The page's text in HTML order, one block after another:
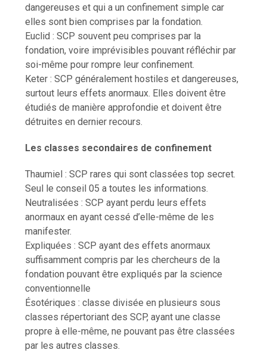
dangereuses et qui a un confinement simple car
elles sont bien comprises par la fondation.
Euclid : SCP souvent peu comprises par la
fondation, voire imprévisibles pouvant réfléchir par
soi-même pour rompre leur confinement.
Keter : SCP généralement hostiles et dangereuses,
surtout leurs effets anormaux. Elles doivent être
étudiés de manière approfondie et doivent être
détruites en dernier recours.
Les classes secondaires de confinement
Thaumiel : SCP rares qui sont classées top secret.
Seul le conseil 05 a toutes les informations.
Neutralisées : SCP ayant perdu leurs effets
anormaux en ayant cessé d’elle-même de les
manifester.
Expliquées : SCP ayant des effets anormaux
suffisamment compris par les chercheurs de la
fondation pouvant être expliqués par la science
conventionnelle
Ésotériques : classe divisée en plusieurs sous
classes répertoriant des SCP, ayant une classe
propre à elle-même, ne pouvant pas être classées
par les autres classes.